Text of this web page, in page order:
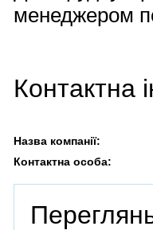
менеджером
Контактна
Назва компанії:
Контактна особа: